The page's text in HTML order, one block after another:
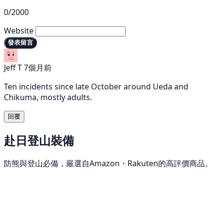
0/2000
Website
發表留言
Jeff T7個月前
Ten incidents since late October around Ueda and
Chikuma, mostly adults.
回覆
赴日登山裝備
防熊與登山必備，嚴選自Amazon・Rakuten的高評價商品。